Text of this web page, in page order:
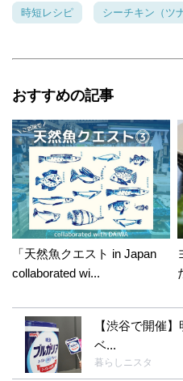
時短レシピ シーチキン（ツ
おすすめの記事
「天然魚クエスト in Japan
collaborated wi...
【渋谷で開催
ベ...
暮らしニスタ